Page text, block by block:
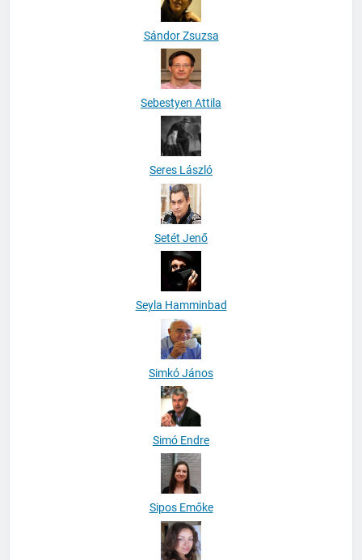
Sándor Zsuzsa
Sebestyen Attila
Seres László
Setét Jenő
Seyla Hamminbad
Simkó János
Simó Endre
Sipos Emőke